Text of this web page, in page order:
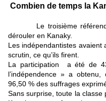
Combien de temps la
Le troisième
dérouler en Kanaky.
Les indépendantistes avaient
scrutin, ce qu’ils firent.
La participation a été de
l’indépendence » a
96,50 % des suffrages
Sans surprise, toute la classe